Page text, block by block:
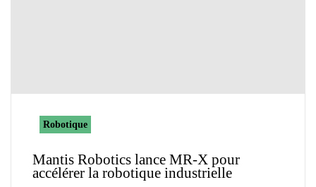
Robotique
Mantis Robotics lance MR-X pour
accélérer la robotique industrielle